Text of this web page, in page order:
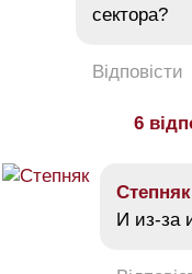
сектора?
Відповісти
6
Cтепняк
И из-за